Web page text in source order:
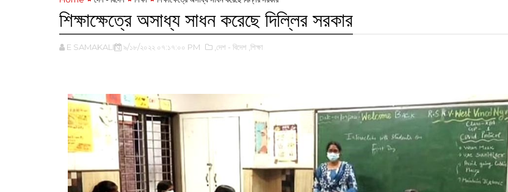
‌‌শিক্ষাক্ষেত্রে অসাধ্য সাধন করেছে দিল্লির সরকার
E SAMAKALIN ৯/১৮/২০২২ ০৭:১৭:০০ PM ,দেশ - বিদেশ ,শিক্ষা